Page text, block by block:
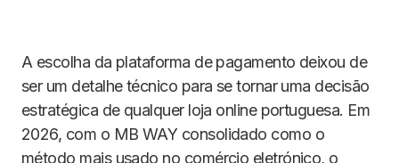
A escolha da plataforma de pagamento deixou de
ser um detalhe técnico para se tornar uma decisão
estratégica de qualquer loja online portuguesa. Em
2026, com o MB WAY consolidado como o
método mais usado no comércio eletrónico, o